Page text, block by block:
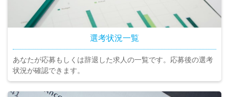
選考状況一覧
あなたが応募もしくは辞退した求人の一覧です。応募後の選考
状況が確認できます。